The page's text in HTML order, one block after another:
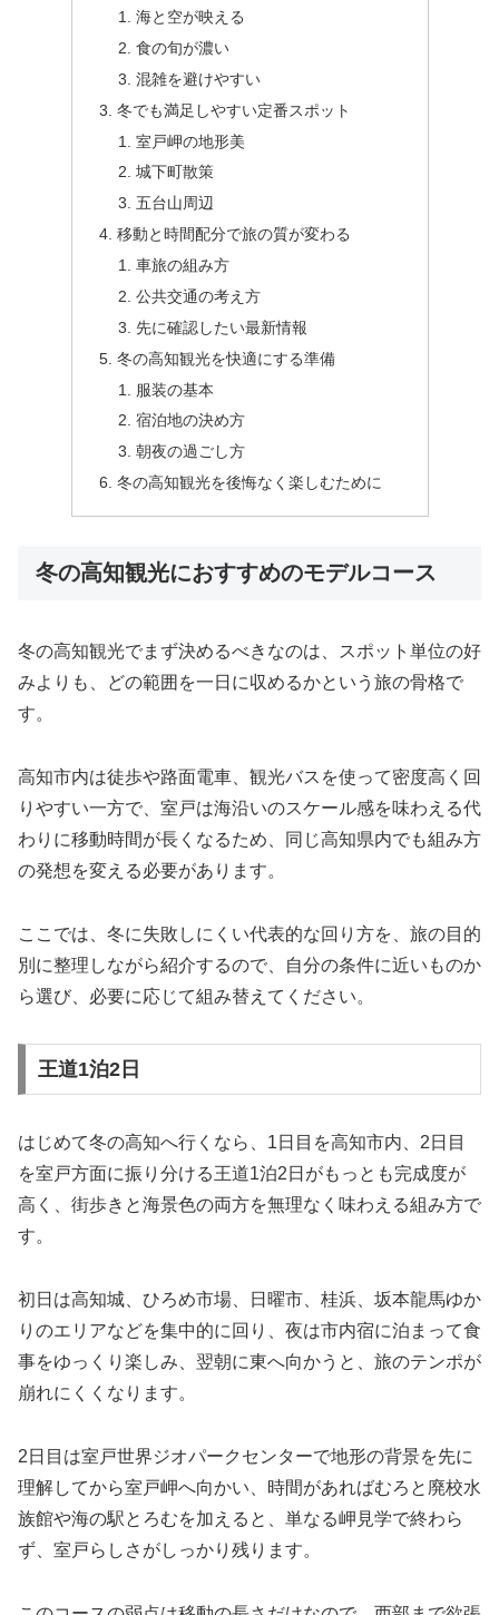
海と空が映える
食の旬が濃い
混雑を避けやすい
冬でも満足しやすい定番スポット
室戸岬の地形美
城下町散策
五台山周辺
移動と時間配分で旅の質が変わる
車旅の組み方
公共交通の考え方
先に確認したい最新情報
冬の高知観光を快適にする準備
服装の基本
宿泊地の決め方
朝夜の過ごし方
冬の高知観光を後悔なく楽しむために
冬の高知観光におすすめのモデルコース
冬の高知観光でまず決めるべきなのは、スポット単位の好
みよりも、どの範囲を一日に収めるかという旅の骨格で
す。
高知市内は徒歩や路面電車、観光バスを使って密度高く回
りやすい一方で、室戸は海沿いのスケール感を味わえる代
わりに移動時間が長くなるため、同じ高知県内でも組み方
の発想を変える必要があります。
ここでは、冬に失敗しにくい代表的な回り方を、旅の目的
別に整理しながら紹介するので、自分の条件に近いものか
ら選び、必要に応じて組み替えてください。
王道1泊2日
はじめて冬の高知へ行くなら、1日目を高知市内、2日目
を室戸方面に振り分ける王道1泊2日がもっとも完成度が
高く、街歩きと海景色の両方を無理なく味わえる組み方で
す。
初日は高知城、ひろめ市場、日曜市、桂浜、坂本龍馬ゆか
りのエリアなどを集中的に回り、夜は市内宿に泊まって食
事をゆっくり楽しみ、翌朝に東へ向かうと、旅のテンポが
崩れにくくなります。
2日目は室戸世界ジオパークセンターで地形の背景を先に
理解してから室戸岬へ向かい、時間があればむろと廃校水
族館や海の駅とろむを加えると、単なる岬見学で終わら
ず、室戸らしさがしっかり残ります。